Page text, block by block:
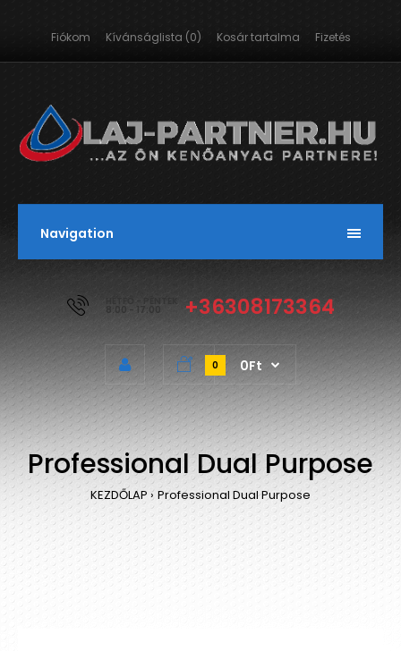
Fiókom Kívánságlista (0) Kosár tartalma Fizetés
Navigation
HÉTFŐ - PÉNTEK
8:00 - 17:00 +36308173364
0 0Ft
Professional Dual Purpose
KEZDŐLAP Professional Dual Purpose